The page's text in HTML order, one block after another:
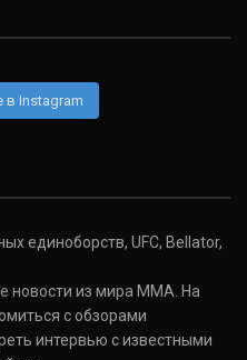
в Instagram
единоборств, UFC, Bellator,
новости из мира ММА. На
с обзорами
интервью с известными